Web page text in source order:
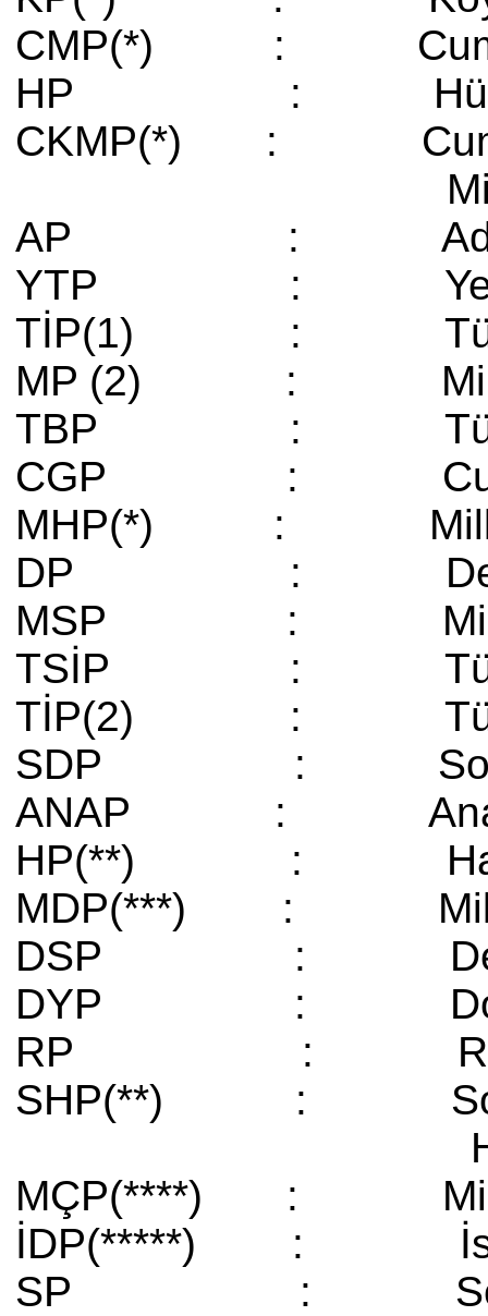
CMP(*) :
HP :
CKMP(*) :
Millet
AP : Adalet
YTP : Yeni
TİP(1) :
MP (2) :
TBP : Türkiye
CGP :
MHP(*) :
DP :
MSP : Milli
TSİP : Türkiye
TİP(2) :
SDP : Sosyalist
ANAP :
HP(**) :
MDP(***) :
DSP :
DYP :
RP :
SHP(**) :
Halkçı
MÇP(****) :
İDP(*****) :
SP :